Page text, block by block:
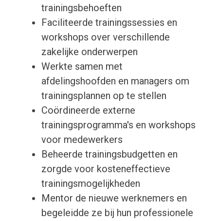
trainingsbehoeften
Faciliteerde trainingssessies en
workshops over verschillende
zakelijke onderwerpen
Werkte samen met
afdelingshoofden en managers om
trainingsplannen op te stellen
Coördineerde externe
trainingsprogramma's en workshops
voor medewerkers
Beheerde trainingsbudgetten en
zorgde voor kosteneffectieve
trainingsmogelijkheden
Mentor de nieuwe werknemers en
begeleidde ze bij hun professionele